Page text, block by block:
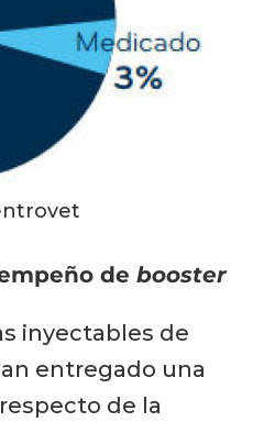
de booster
inyectables de
entregado una
de la